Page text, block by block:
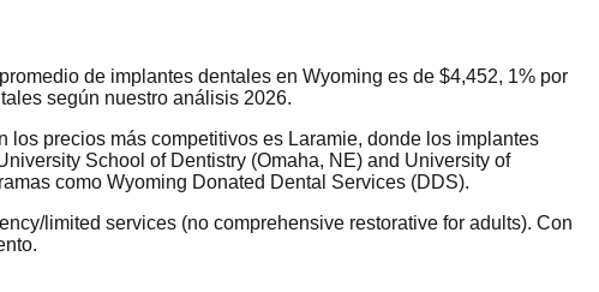
de implantes dentales en Wyoming es de $4,452, 1% por
según nuestro análisis 2026.
precios más competitivos es Laramie, donde los implantes
School of Dentistry (Omaha, NE) and University of
como Wyoming Donated Dental Services (DDS).
limited services (no comprehensive restorative for adults). Con